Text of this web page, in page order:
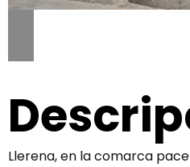
Llerena, en la comarca